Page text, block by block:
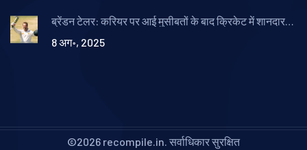
ब्रेंडन टेलर: करियर पर आई मुसीबतों के बाद क्रिकेट में शानदार
8 अग॰, 2025
©2026 recompile.in. सर्वाधिकार सुरक्षित